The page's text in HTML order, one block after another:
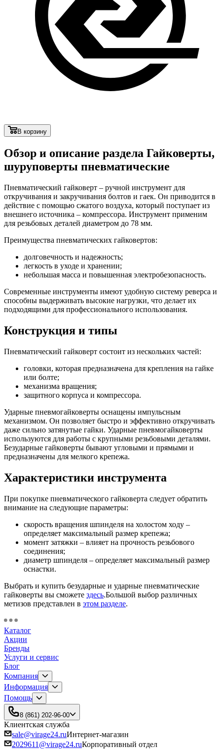
В корзину
Обзор и описание раздела Гайковерты,
шуруповерты пневматические
Пневматический гайковерт – ручной инструмент для
откручивания и закручивания болтов и гаек. Он приводится в
действие с помощью сжатого воздуха, который поступает из
внешнего источника – компрессора. Инструмент применим
для резьбовых деталей диаметром до 78 мм.
Преимущества пневматических гайковертов:
долговечность и надежность;
легкость в уходе и хранении;
небольшая масса и повышенная электробезопасность.
Современные инструменты имеют удобную систему реверса и
способны выдерживать высокие нагрузки, что делает их
подходящими для профессионального использования.
Конструкция и типы
Пневматический гайковерт состоит из нескольких частей:
головки, которая предназначена для крепления на гайке
или болте;
механизма вращения;
защитного корпуса и компрессора.
Ударные пневмогайковерты оснащены импульсным
механизмом. Он позволяет быстро и эффективно откручивать
даже сильно затянутые гайки. Ударные пневмогайковерты
используются для работы с крупными резьбовыми деталями.
Безударные гайковерты бывают угловыми и прямыми и
предназначены для мелкого крепежа.
Характеристики инструмента
При покупке пневматического гайковерта следует обратить
внимание на следующие параметры:
скорость вращения шпинделя на холостом ходу –
определяет максимальный размер крепежа;
момент затяжки – влияет на прочность резьбового
соединения;
диаметр шпинделя – определяет максимальный размер
оснастки.
Выбрать и купить безударные и ударные пневматические
гайковерты вы сможете здесь.Большой выбор различных
метизов представлен в этом разделе.
Каталог
Акции
Бренды
Услуги и сервис
Блог
Компания
Информация
Помощь
8 (861) 202-96-00
Клиентская служба
sale@virage24.ruИнтернет-магазин
2029611@virage24.ruКорпоративный отдел